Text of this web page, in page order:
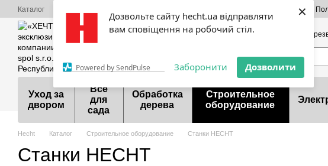
Дозвольте сайту hecht.ua відправляти
вам сповіщення на робочий стіл.
Powered by SendPulse Заборонити Дозволити
×
Перейти к основному контенту
Каталог Контактная информация
Акции Шоурум Договор публичной оферты
099 700-55-81 098 932-99-46
Уход за
двором
Все
для
сада
Обработка
дерева
Строительное
оборудование
Hecht Каталог Строительное оборудование Станки HECHT
Станки HECHT